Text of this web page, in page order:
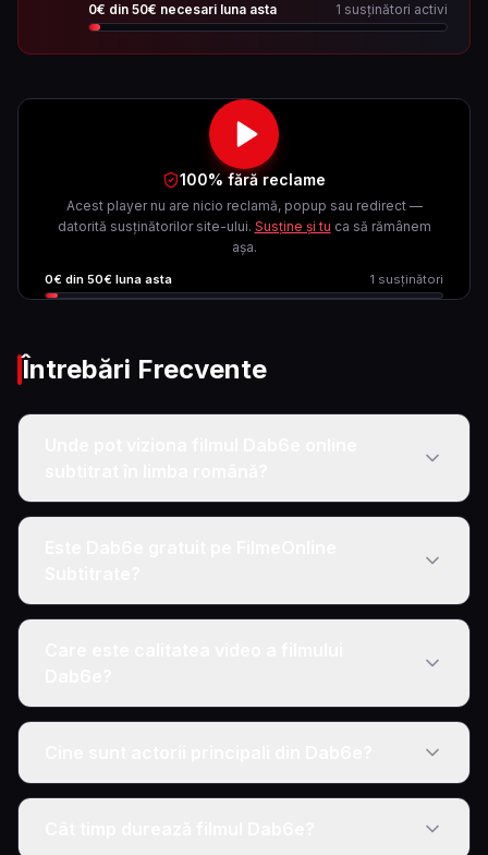
0€ din 50€ necesari luna asta 1 susținători activi
100% fără reclame
Acest player nu are nicio reclamă, popup sau redirect —
datorită susținătorilor site-ului. Susține și tu ca să rămânem
așa.
0€ din 50€ luna asta 1 susținători
Întrebări Frecvente